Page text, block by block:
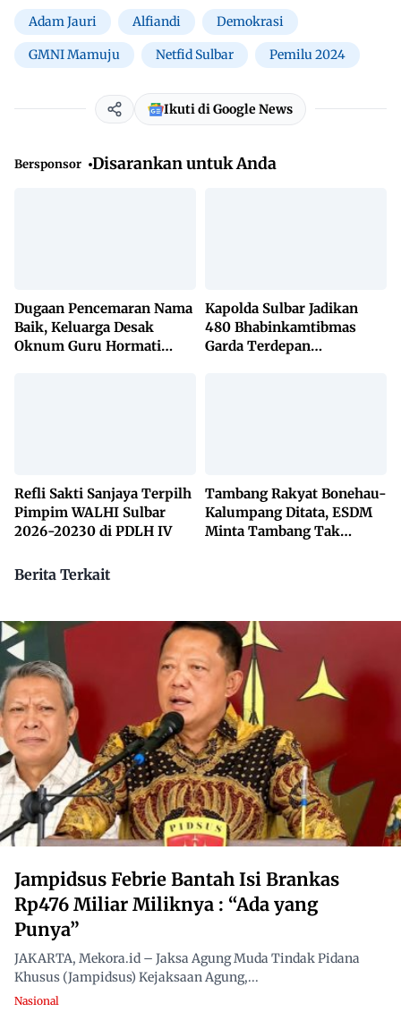
Adam Jauri Alfiandi Demokrasi
GMNI Mamuju Netfid Sulbar Pemilu 2024
Ikuti di Google News
Bersponsor Disarankan untuk Anda
Dugaan Pencemaran Nama
Baik, Keluarga Desak
Oknum Guru Hormati
Kapolda Sulbar Jadikan
480 Bhabinkamtibmas
Garda Terdepan
Refli Sakti Sanjaya Terpilh
Pimpim WALHI Sulbar
2026-20230 di PDLH IV
Tambang Rakyat Bonehau-
Kalumpang Ditata, ESDM
Minta Tambang Tak
Berita Terkait
Jampidsus Febrie Bantah Isi Brankas
Rp476 Miliar Miliknya : “Ada yang
Punya”
JAKARTA, Mekora.id – Jaksa Agung Muda Tindak Pidana
Khusus (Jampidsus) Kejaksaan Agung,...
Nasional